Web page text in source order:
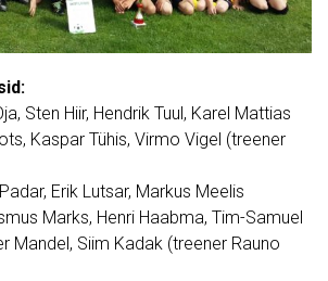
Sten Hiir, Hendrik Tuul, Karel Mattias
Kaspar Tühis, Virmo Vigel (treener
Erik Lutsar, Markus Meelis
Marks, Henri Haabma, Tim-Samuel
Mandel, Siim Kadak (treener Rauno